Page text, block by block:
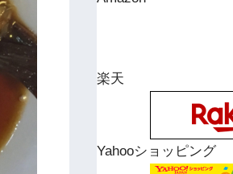
楽天
Yahooショッピング